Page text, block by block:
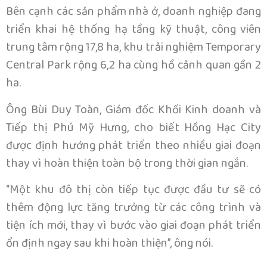
Bên cạnh các sản phẩm nhà ở, doanh nghiệp đang
triển khai hệ thống hạ tầng kỹ thuật, công viên
trung tâm rộng 17,8 ha, khu trải nghiệm Temporary
Central Park rộng 6,2 ha cùng hồ cảnh quan gần 2
ha.
Ông Bùi Duy Toàn, Giám đốc Khối Kinh doanh và
Tiếp thị Phú Mỹ Hưng, cho biết Hồng Hạc City
được định hướng phát triển theo nhiều giai đoạn
thay vì hoàn thiện toàn bộ trong thời gian ngắn.
“Một khu đô thị còn tiếp tục được đầu tư sẽ có
thêm động lực tăng trưởng từ các công trình và
tiện ích mới, thay vì bước vào giai đoạn phát triển
ổn định ngay sau khi hoàn thiện”, ông nói.